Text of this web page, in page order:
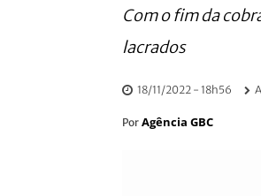
Com o fim da
lacrados
18/11/2022 - 18h56
Por Agência GBC